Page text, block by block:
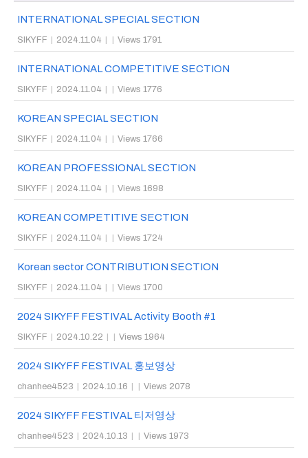
INTERNATIONAL SPECIAL SECTION
SIKYFF | 2024.11.04 | | Views 1791
INTERNATIONAL COMPETITIVE SECTION
SIKYFF | 2024.11.04 | | Views 1776
KOREAN SPECIAL SECTION
SIKYFF | 2024.11.04 | | Views 1766
KOREAN PROFESSIONAL SECTION
SIKYFF | 2024.11.04 | | Views 1698
KOREAN COMPETITIVE SECTION
SIKYFF | 2024.11.04 | | Views 1724
Korean sector CONTRIBUTION SECTION
SIKYFF | 2024.11.04 | | Views 1700
2024 SIKYFF FESTIVAL Activity Booth #1
SIKYFF | 2024.10.22 | | Views 1964
2024 SIKYFF FESTIVAL 홍보영상
chanhee4523 | 2024.10.16 | | Views 2078
2024 SIKYFF FESTIVAL 티저영상
chanhee4523 | 2024.10.13 | | Views 1973